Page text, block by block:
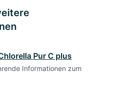
Pur C plus
Informationen zum